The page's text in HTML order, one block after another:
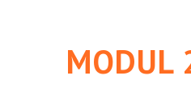
MODUL